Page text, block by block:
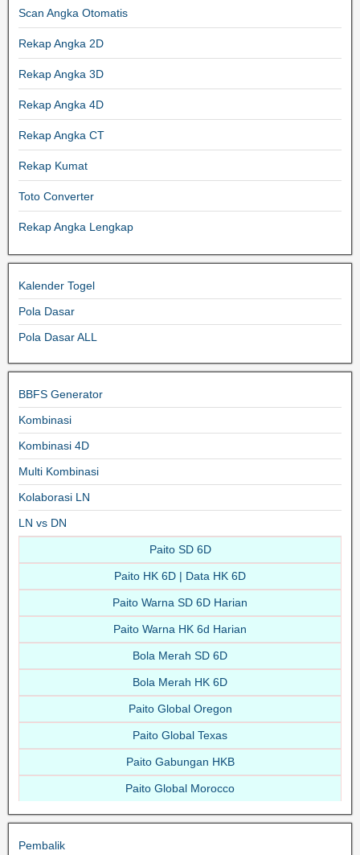
Scan Angka Otomatis
Rekap Angka 2D
Rekap Angka 3D
Rekap Angka 4D
Rekap Angka CT
Rekap Kumat
Toto Converter
Rekap Angka Lengkap
Kalender Togel
Pola Dasar
Pola Dasar ALL
BBFS Generator
Kombinasi
Kombinasi 4D
Multi Kombinasi
Kolaborasi LN
LN vs DN
Paito SD 6D
Paito HK 6D | Data HK 6D
Paito Warna SD 6D Harian
Paito Warna HK 6d Harian
Bola Merah SD 6D
Bola Merah HK 6D
Paito Global Oregon
Paito Global Texas
Paito Gabungan HKB
Paito Global Morocco
Pembalik